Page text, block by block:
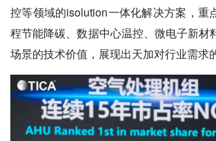
控等领域的isolution一体化解决方案，重
程节能降碳、数据中心温控、微电子新材
场景的技术价值，展现出天加对行业需求